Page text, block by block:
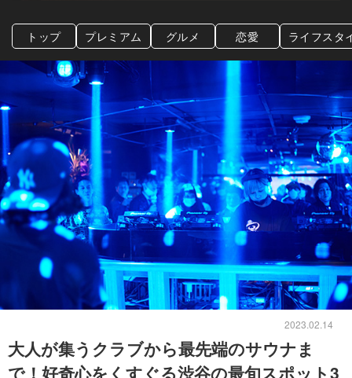
トップ プレミアム グルメ 恋愛 ライフスタ
2023.02.14
大人が集うクラブから最先端のサウナま
で！好奇心をくすぐる渋谷の最旬スポット3